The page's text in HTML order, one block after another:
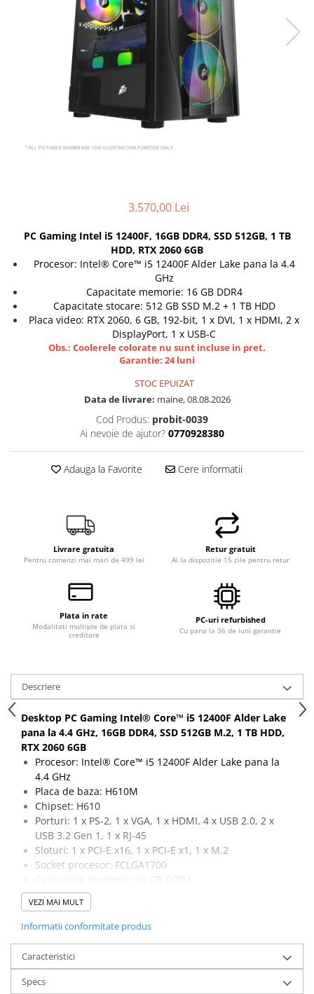
Incarcatoare laptop
Incarcatoare laptop refurbished
Standuri și Coolere Laptop
Alte accesorii
Placi de baza
Ventilatoare carcasa
Componente Renew/Refurbished
Procesoare
Calculatoare All-in-One NOI
Calculatoare All-in-One RENEW
Componente All-in-One
3.570,00 Lei
PC Gaming Intel i5 12400F, 16GB DDR4, SSD 512GB, 1 TB
HDD, RTX 2060 6GB
Procesor: Intel® Core™ i5 12400F Alder Lake pana la 4.4
GHz
Capacitate memorie: 16 GB DDR4
Capacitate stocare: 512 GB SSD M.2 + 1 TB HDD
Placa video: RTX 2060, 6 GB, 192-bit, 1 x DVI, 1 x HDMI, 2 x
DisplayPort, 1 x USB-C
Obs.: Coolerele colorate nu sunt incluse in pret.
Garantie: 24 luni
STOC EPUIZAT
Data de livrare: maine, 08.08.2026
Cod Produs: probit-0039
Ai nevoie de ajutor? 0770928380
Adauga la Favorite Cere informatii
Livrare gratuita
Pentru comenzi mai mari de 499 lei
Retur gratuit
Ai la dispozitie 15 zile pentru retur
Plata in rate
Modalitati multiple de plata si
creditare
PC-uri refurbished
Cu pana la 36 de luni garantie
Descriere
Desktop PC Gaming Intel® Core™ i5 12400F Alder Lake
pana la 4.4 GHz, 16GB DDR4, SSD 512GB M.2, 1 TB HDD,
RTX 2060 6GB
Procesor: Intel® Core™ i5 12400F Alder Lake pana la
4.4 GHz
Placa de baza: H610M
Chipset: H610
Porturi: 1 x PS-2, 1 x VGA, 1 x HDMI, 4 x USB 2.0, 2 x
USB 3.2 Gen 1, 1 x RJ-45
Sloturi: 1 x PCI-E x16, 1 x PCI-E x1, 1 x M.2
Socket procesor: FCLGA1700
Capacitate stocare: 512 GB SSD M.2 + 1 TB HDD
Placa video: RTX 2060, 6 GB, 192-bit, 1 x DVI, 1 x HDMI,
2 x DisplayPort, 1 x USB-C
VEZI MAI MULT
Informatii conformitate produs
Caracteristici
Specs